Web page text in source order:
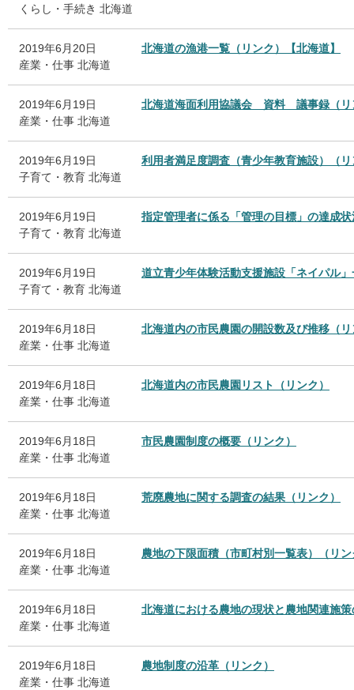
くらし・手続き 北海道
2019年6月20日
北海道の漁港一覧（リンク）【北海道】
産業・仕事 北海道
2019年6月19日
北海道海面利用協議会 資料 議事録（リ
産業・仕事 北海道
2019年6月19日
利用者満足度調査（青少年教育施設）（
子育て・教育 北海道
2019年6月19日
指定管理者に係る「管理の目標」の達成
子育て・教育 北海道
2019年6月19日
道立青少年体験活動支援施設「ネイパル
子育て・教育 北海道
2019年6月18日
北海道内の市民農園の開設数及び推移（
産業・仕事 北海道
2019年6月18日
北海道内の市民農園リスト（リンク）
産業・仕事 北海道
2019年6月18日
市民農園制度の概要（リンク）
産業・仕事 北海道
2019年6月18日
荒廃農地に関する調査の結果（リンク）
産業・仕事 北海道
2019年6月18日
農地の下限面積（市町村別一覧表）（リン
産業・仕事 北海道
2019年6月18日
北海道における農地の現状と農地関連施
産業・仕事 北海道
2019年6月18日
農地制度の沿革（リンク）
産業・仕事 北海道